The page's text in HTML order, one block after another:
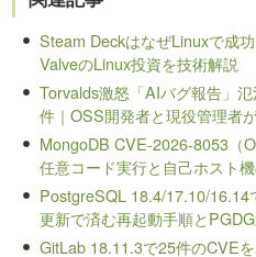
Steam DeckはなぜLinuxで成
ValveのLinux投資を技術解説
Torvalds激怒「AIバグ報告」
件｜OSS開発者と現役管理者
MongoDB CVE-2026-8053（
任意コード実行と自己ホスト
PostgreSQL 18.4/17.10/16.14
更新で済む再起動手順と
GitLab 18.11.3で25件のCVE